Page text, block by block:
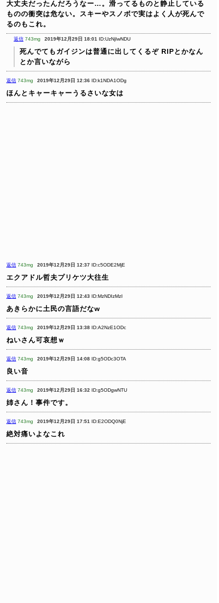
大丈夫だったんだろうなー…。滑ってるものと静止している
ものの衝突は危ない。スキーやスノボで実はよく人が死んで
るのもこれ。
返信 743mg 2019年12月29日 18:01 ID:UzNjIwNDU
死んでてもガイジンは普通に出してくるぞ RIPとかなん
とか言いながら
返信 743mg 2019年12月29日 12:36 ID:k1NDA1ODg
ほんとキャーキャーうるさいな女は
返信 743mg 2019年12月29日 12:37 ID:c5ODE2MjE
エクアドル哲夫プリケツ大往生
返信 743mg 2019年12月29日 12:43 ID:MzNDIzMzI
あきらかに土民の言語だなw
返信 743mg 2019年12月29日 13:38 ID:A2NzE1ODc
ねいさん可哀想ｗ
返信 743mg 2019年12月29日 14:08 ID:g5ODc3OTA
良い音
返信 743mg 2019年12月29日 16:32 ID:g5ODgwNTU
姉さん！事件です。
返信 743mg 2019年12月29日 17:51 ID:E2ODQ0NjE
絶対痛いよなこれ